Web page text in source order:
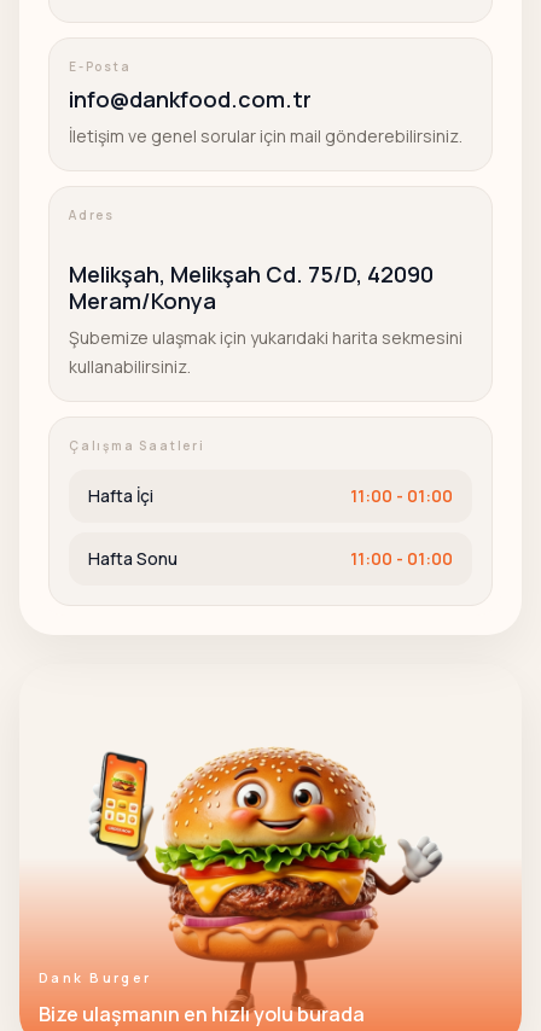
E-Posta
info@dankfood.com.tr
İletişim ve genel sorular için mail gönderebilirsiniz.
Adres
Melikşah, Melikşah Cd. 75/D, 42090
Şubemize ulaşmak için yukarıdaki harita sekmesini
kullanabilirsiniz.
Çalışma Saatleri
Hafta İçi 11:00 - 01:00
Hafta Sonu 11:00 - 01:00
Dank Burger
Bize ulaşmanın en hızlı yolu burada